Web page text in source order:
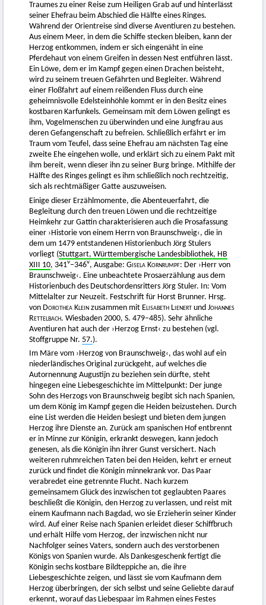
Traumes zu einer Reise zum Heiligen Grab auf und hinterlässt
seiner Ehefrau beim Abschied die Hälfte eines Ringes.
Während der Orientreise sind diverse Aventiuren zu bestehen.
Aus einem Meer, in dem die Schiffe stecken bleiben, kann der
Herzog entkommen, indem er sich eingenäht in eine
Pferdehaut von einem Greifen in dessen Nest entführen lässt.
Ein Löwe, dem er im Kampf gegen einen Drachen beisteht,
wird zu seinem treuen Gefährten und Begleiter. Während
einer Floßfahrt auf einem reißenden Fluss durch eine
geheimnisvolle Edelsteinhöhle kommt er in den Besitz eines
kostbaren Karfunkels. Gemeinsam mit dem Löwen gelingt es
ihm, Vogelmenschen zu überwinden und eine Jungfrau aus
deren Gefangenschaft zu befreien. Schließlich erfährt er im
Traum vom Teufel, dass seine Ehefrau am nächsten Tag eine
zweite Ehe eingehen wolle, und erklärt sich zu einem Pakt mit
ihm bereit, wenn dieser ihn zu seiner Burg bringe. Mithilfe der
Hälfte des Ringes gelingt es ihm schließlich noch rechtzeitig,
sich als rechtmäßiger Gatte auszuweisen.
Einige dieser Erzählmomente, die Abenteuerfahrt, die
Begleitung durch den treuen Löwen und die rechtzeitige
Heimkehr zur Gattin charakterisieren auch die Prosafassung
einer ›Historie von einem Herrn von Braunschweig‹, die in
dem um 1479 entstandenen Historienbuch Jörg Stulers
vorliegt (Stuttgart, Württembergische Landesbibliothek, HB
XIII 10, 341v–346v, Ausgabe:Gisela Kornrumpf: Der ›Herr von
Braunschweig‹. Eine unbeachtete Prosaerzählung aus dem
Historienbuch des Deutschordensritters Jörg Stuler. In: Vom
Mittelalter zur Neuzeit. Festschrift für Horst Brunner. Hrsg.
von Dorothea Klein zusammen mit Elisabeth Lienert undJohannes
Rettelbach. Wiesbaden 2000, S. 479–485). Sehr ähnliche
Aventiuren hat auch der ›Herzog Ernst‹ zu bestehen (vgl.
Stoffgruppe Nr. 57.).
Im Märe vom ›Herzog von Braunschweig‹, das wohl auf ein
niederländisches Original zurückgeht, auf welches die
Autornennung Augustijn zu beziehen sein dürfte, steht
hingegen eine Liebesgeschichte im Mittelpunkt: Der junge
Sohn des Herzogs von Braunschweig begibt sich nach Spanien,
um dem König im Kampf gegen die Heiden beizustehen. Durch
eine List werden die Heiden besiegt und bieten dem jungen
Herzog ihre Dienste an. Zurück am spanischen Hof entbrennt
er in Minne zur Königin, erkrankt deswegen, kann jedoch
genesen, als die Königin ihn ihrer Gunst versichert. Nach
weiteren ruhmreichen Taten bei den Heiden, kehrt er erneut
zurück und findet die Königin minnekrank vor. Das Paar
verabredet eine getrennte Flucht. Nach kurzem
gemeinsamem Glück des inzwischen tot geglaubten Paares
beschließt die Königin, den Herzog zu verlassen, und reist mit
einem Kaufmann nach Bagdad, wo sie Erzieherin seiner Kinder
wird. Auf einer Reise nach Spanien erleidet dieser Schiffbruch
und erhält Hilfe vom Herzog, der inzwischen nicht nur
Nachfolger seines Vaters, sondern auch des verstorbenen
Königs von Spanien wurde. Als Dankesgeschenk fertigt die
Königin sechs kostbare Bildteppiche an, die ihre
Liebesgeschichte zeigen, und lässt sie vom Kaufmann dem
Herzog überbringen, der sich selbst und seine Geliebte darauf
erkennt, worauf das Liebespaar im Rahmen eines Festes